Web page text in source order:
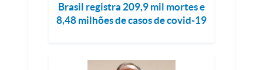
Brasil registra 209,9 mil mortes e
8,48 milhões de casos de covid-19